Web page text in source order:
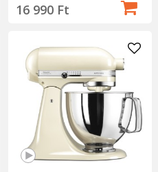
16 990 Ft